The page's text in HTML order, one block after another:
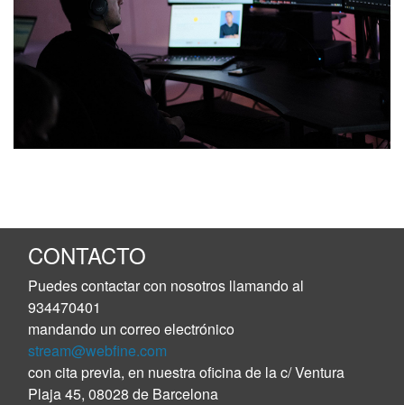
CONTACTO
Puedes contactar con nosotros llamando al
934470401
mandando un correo electrónico
stream@webfine.com
con cita previa, en nuestra oficina de la c/ Ventura
Plaja 45, 08028 de Barcelona